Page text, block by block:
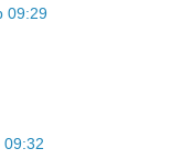
09:29
09:32